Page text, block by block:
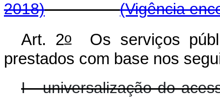
2018)
(Vigência
Art. 2oOs serviços
prestados com base nos
I - universalização do